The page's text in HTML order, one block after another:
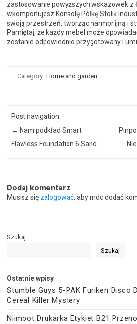
zastosowanie powyższych wskazówek z
wkomponujesz Konsolę Półkę Stolik
swoją przestrzeń, tworząc harmonijną i
Pamiętaj, że każdy mebel może
zostanie odpowiednio przygotowany i
Category: Home and garden
Post navigation
← Nam podkład Smart
Flawless Foundation 6 Sand
Dodaj komentarz
Musisz się zalogować, aby móc dodać
Szukaj
Szukaj
Ostatnie wpisy
Stumble Guys 5-PAK Furiken Disco
Cereal Killer Mystery
Niimbot Drukarka Etykiet B21